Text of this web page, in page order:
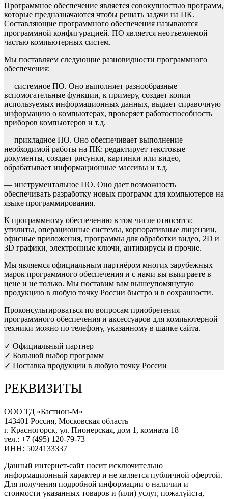
Программное обеспечение является совокупностью программ,
которые предназначаются чтобы решать задачи на ПК.
Составляющие программного обеспечения называются
программной конфигурацией. ПО является неотъемлемой
частью компьютерных систем.
Мы поставляем следующие разновидности программного
обеспечения:
— системное ПО. Оно выполняет разнообразные
вспомогательные функции, к примеру, создает копии
используемых информационных данных, выдает справочную
информацию о компьютерах, проверяет работоспособность
приборов компьютеров и т.д.
— прикладное ПО. Оно обеспечивает выполнение
необходимой работы на ПК: редактирует текстовые
документы, создает рисунки, картинки или видео,
обрабатывает информационные массивы и т.д.
— инструментальное ПО. Оно дает возможность
обеспечивать разработку новых программ для компьютеров на
языке программирования.
К программному обеспечению в том числе относятся:
утилиты, операционные системы, корпоративные лицензии,
офисные приложения, программы для обработки видео, 2D и
3D графики, электронные ключи, антивирусы и прочие.
Мы являемся официальным партнёром многих зарубежных
марок программного обеспечения и с нами вы выиграете в
цене и не только. Мы поставим вам вышеупомянутую
продукцию в любую точку России быстро и в сохранности.
Проконсультироваться по вопросам приобретения
программного обеспечения и аксессуаров для компьютерной
техники можно по телефону, указанному в шапке сайта.
✓ Официальный партнер
✓ Большой выбор программ
✓ Поставка продукции в любую точку России
РЕКВИЗИТЫ
ООО ТД «Бастион-М»
143401 Россия, Московская область
г. Красногорск, ул. Пионерская, дом 1, комната 18
тел.: +7 (495) 120-79-73
ИНН: 5024133337
Данный интернет-сайт носит исключительно
информационный характер и не является публичной офертой.
Для получения подробной информации о наличии и
стоимости указанных товаров и (или) услуг, пожалуйста,